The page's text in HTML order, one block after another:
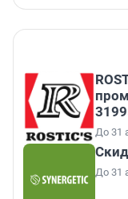
До 31
До 31